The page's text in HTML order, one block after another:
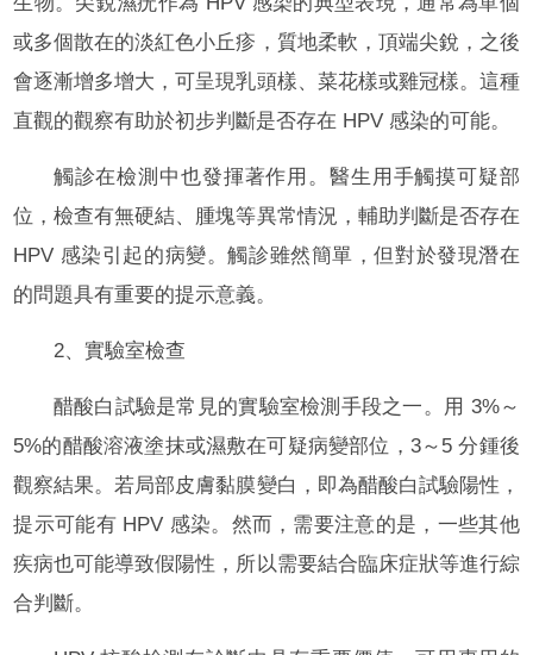
或多個散在的淡紅色小丘疹，質地柔軟，頂端尖銳，之後
會逐漸增多增大，可呈現乳頭樣、菜花樣或雞冠樣。這種
直觀的觀察有助於初步判斷是否存在 HPV 感染的可能。
觸診在檢測中也發揮著作用。醫生用手觸摸可疑部
位，檢查有無硬結、腫塊等異常情況，輔助判斷是否存在
HPV 感染引起的病變。觸診雖然簡單，但對於發現潛在
的問題具有重要的提示意義。
2、實驗室檢查
醋酸白試驗是常見的實驗室檢測手段之一。用 3%～
5%的醋酸溶液塗抹或濕敷在可疑病變部位，3～5 分鍾後
觀察結果。若局部皮膚黏膜變白，即為醋酸白試驗陽性，
提示可能有 HPV 感染。然而，需要注意的是，一些其他
疾病也可能導致假陽性，所以需要結合臨床症狀等進行綜
合判斷。